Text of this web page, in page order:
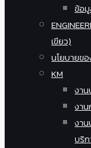
ข้อ
เขียว)
นโยบายข
KM
งาน
งา
งา
บริก